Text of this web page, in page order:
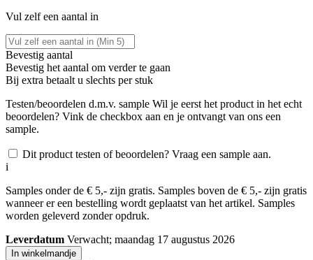
Vul zelf een aantal in
Bevestig aantal
Bevestig het aantal om verder te gaan
Bij extra betaalt u slechts per stuk
Testen/beoordelen d.m.v. sample Wil je eerst het product in het echt
beoordelen? Vink de checkbox aan en je ontvangt van ons een
sample.
Dit product testen of beoordelen? Vraag een sample aan.
i
Samples onder de € 5,- zijn gratis. Samples boven de € 5,- zijn gratis
wanneer er een bestelling wordt geplaatst van het artikel. Samples
worden geleverd zonder opdruk.
Leverdatum Verwacht; maandag 17 augustus 2026
In winkelmandje